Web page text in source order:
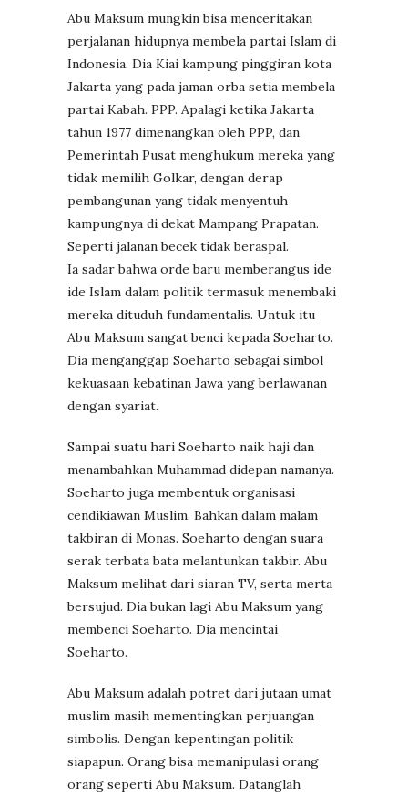
Abu Maksum mungkin bisa menceritakan
perjalanan hidupnya membela partai Islam di
Indonesia. Dia Kiai kampung pinggiran kota
Jakarta yang pada jaman orba setia membela
partai Kabah. PPP. Apalagi ketika Jakarta
tahun 1977 dimenangkan oleh PPP, dan
Pemerintah Pusat menghukum mereka yang
tidak memilih Golkar, dengan derap
pembangunan yang tidak menyentuh
kampungnya di dekat Mampang Prapatan.
Seperti jalanan becek tidak beraspal.
Ia sadar bahwa orde baru memberangus ide
ide Islam dalam politik termasuk menembaki
mereka dituduh fundamentalis. Untuk itu
Abu Maksum sangat benci kepada Soeharto.
Dia menganggap Soeharto sebagai simbol
kekuasaan kebatinan Jawa yang berlawanan
dengan syariat.
Sampai suatu hari Soeharto naik haji dan
menambahkan Muhammad didepan namanya.
Soeharto juga membentuk organisasi
cendikiawan Muslim. Bahkan dalam malam
takbiran di Monas. Soeharto dengan suara
serak terbata bata melantunkan takbir. Abu
Maksum melihat dari siaran TV, serta merta
bersujud. Dia bukan lagi Abu Maksum yang
membenci Soeharto. Dia mencintai
Soeharto.
Abu Maksum adalah potret dari jutaan umat
muslim masih mementingkan perjuangan
simbolis. Dengan kepentingan politik
siapapun. Orang bisa memanipulasi orang
orang seperti Abu Maksum. Datanglah